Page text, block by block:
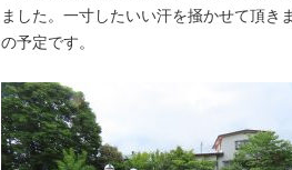
ました。一寸したいい汗を掻かせて頂き
の予定です。